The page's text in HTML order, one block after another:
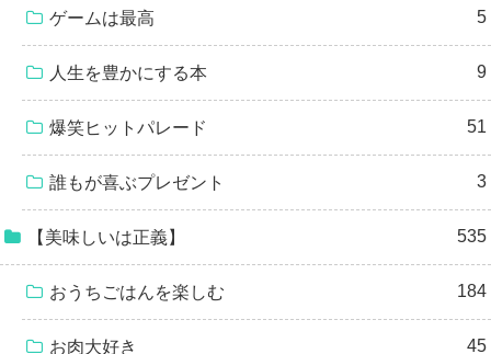
ゲームは最高 5
人生を豊かにする本 9
爆笑ヒットパレード 51
誰もが喜ぶプレゼント 3
【美味しいは正義】 535
おうちごはんを楽しむ 184
お肉大好き 45